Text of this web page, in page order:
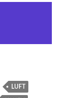
LUFT